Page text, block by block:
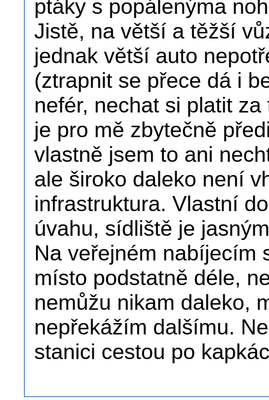
ptáky s popálenýma
Jistě, na větší a těžší
jednak větší auto
(ztrapnit se přece dá i
nefér, nechat si platit
je pro mě zbytečně
vlastně jsem to ani
ale široko daleko není
infrastruktura. Vlastní
úvahu, sídliště je
Na veřejném nabíjecím
místo podstatně déle,
nemůžu nikam daleko,
nepřekážím dalšímu.
stanici cestou po